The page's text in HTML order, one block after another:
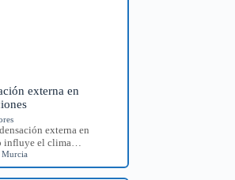
externa en
externa en
influye el clima…
,Murcia